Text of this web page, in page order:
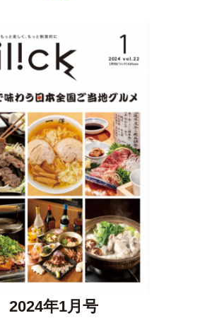
2024年1月号